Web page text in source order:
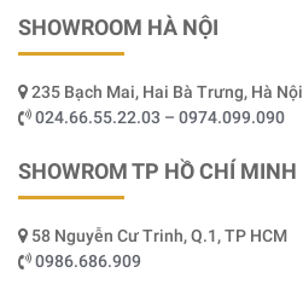
SHOWROOM HÀ NỘI
235 Bạch Mai, Hai Bà Trưng, Hà Nội
024.66.55.22.03 – 0974.099.090
SHOWROM TP HỒ CHÍ MINH
58 Nguyễn Cư Trinh, Q.1, TP HCM
0986.686.909